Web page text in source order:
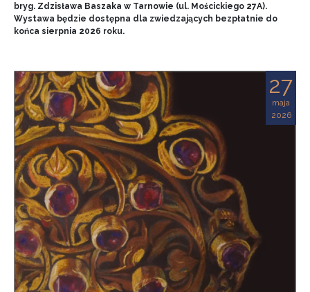
bryg. Zdzisława Baszaka w Tarnowie (ul. Mościckiego 27A).
Wystawa będzie dostępna dla zwiedzających bezpłatnie do
końca sierpnia 2026 roku.
27
maja
2026